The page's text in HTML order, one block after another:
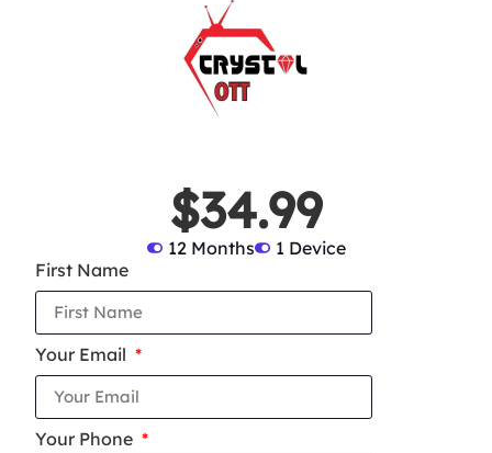
$34.99
12 Months
1 Device
First Name
Your Email
Your Phone